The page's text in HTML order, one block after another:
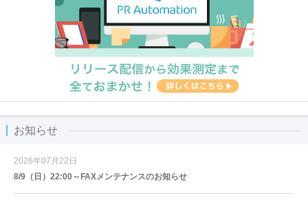
お知らせ
2026年07月22日
8/9（日）22:00～FAXメンテナンスのお知らせ